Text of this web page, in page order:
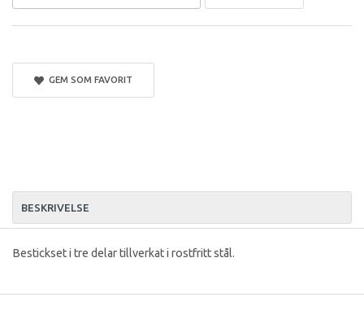
GEM SOM FAVORIT
BESKRIVELSE
Bestickset i tre delar tillverkat i rostfritt stål.